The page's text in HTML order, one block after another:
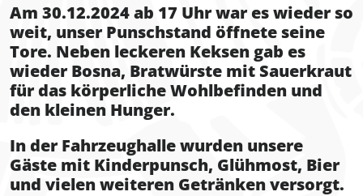
Am 30.12.2024 ab 17 Uhr war es wieder so
weit, unser Punschstand öffnete seine
Tore. Neben leckeren Keksen gab es
wieder Bosna, Bratwürste mit Sauerkraut
für das körperliche Wohlbefinden und
den kleinen Hunger.
In der Fahrzeughalle wurden unsere
Gäste mit Kinderpunsch, Glühmost, Bier
und vielen weiteren Getränken versorgt.